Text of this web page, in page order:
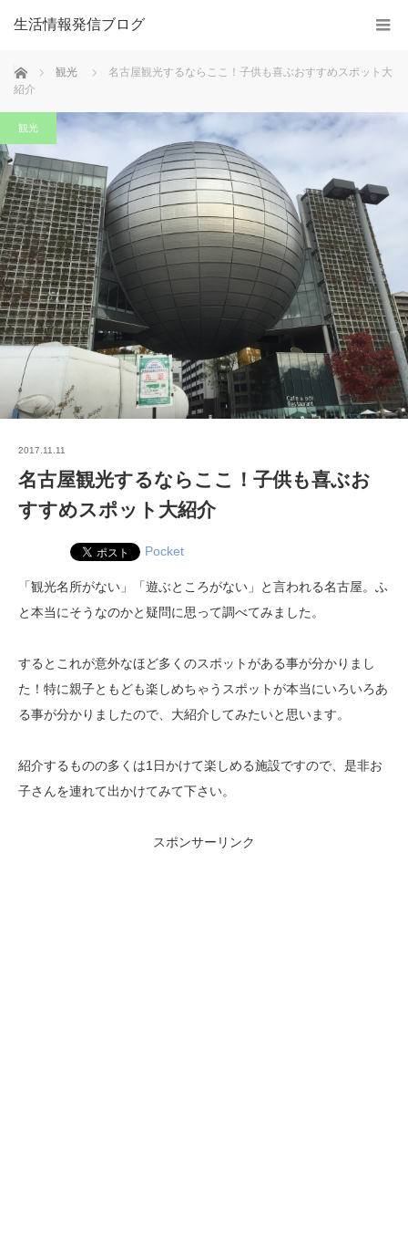
生活情報発信ブログ
ホーム 観光
名古屋観光するならここ！子供も喜ぶおすすめスポット大
紹介
観光
2017.11.11
名古屋観光するならここ！子供も喜ぶお
すすめスポット大紹介
Pocket
「観光名所がない」「遊ぶところがない」と言われる名古屋。ふ
と本当にそうなのかと疑問に思って調べてみました。
するとこれが意外なほど多くのスポットがある事が分かりまし
た！特に親子ともども楽しめちゃうスポットが本当にいろいろあ
る事が分かりましたので、大紹介してみたいと思います。
紹介するものの多くは1日かけて楽しめる施設ですので、是非お
子さんを連れて出かけてみて下さい。
スポンサーリンク